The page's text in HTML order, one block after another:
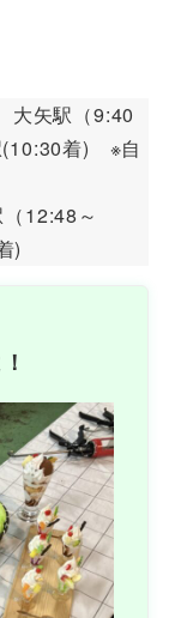
矢駅（9:40
(10:30着) ※自
12:48～
)